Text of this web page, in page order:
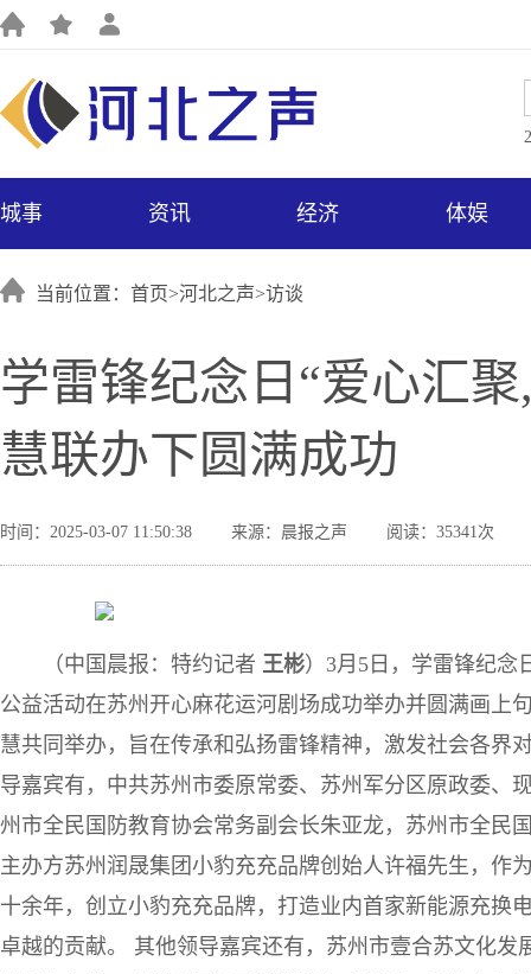
城事 资讯 经济 体娱
当前位置：首页>河北之声>访谈
学雷锋纪念日“爱心汇
慧联办下圆满成功
时间：2025-03-07 11:50:38 来源：晨报之声 阅读：35341次
（中国晨报：特约记者 王彬）3月5日，学雷锋纪念
公益活动在苏州开心麻花运河剧场成功举办并圆满画上
慧共同举办，旨在传承和弘扬雷锋精神，激发社会各界
导嘉宾有，中共苏州市委原常委、苏州军分区原政委、
州市全民国防教育协会常务副会长朱亚龙，苏州市全民
主办方苏州润晟集团小豹充充品牌创始人许福先生，作
十余年，创立小豹充充品牌，打造业内首家新能源充换
卓越的贡献。 其他领导嘉宾还有，苏州市壹合苏文化